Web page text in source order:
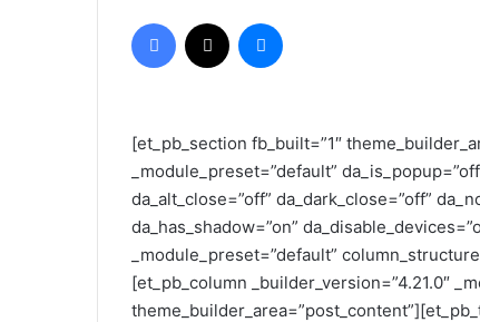
email
Facebook
[et_pb_section fb_built=”1″
_module_preset=”default”
da_alt_close=”off” da_dark_close=”off”
da_has_shadow=”on”
_module_preset=”default”
[et_pb_column _builder_version=”4.21.0″